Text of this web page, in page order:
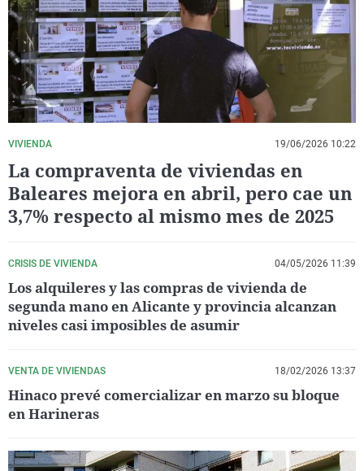
La rosa de los vientos
Gente viajera
Como el perro y el
Caso
Retornados
Equipo de
Operación Viuda
Extremadura
Galicia
La Rioja
Navarra
País Vasco
Virales
Televisión
Elecciones
VIVIENDA 19/06/2026 10:22
La compraventa de viviendas en
Baleares mejora en abril, pero cae un
3,7% respecto al mismo mes de 2025
CRISIS DE VIVIENDA 04/05/2026 11:39
Los alquileres y las compras de vivienda de
segunda mano en Alicante y provincia alcanzan
niveles casi imposibles de asumir
VENTA DE VIVIENDAS 18/02/2026 13:37
Hinaco prevé comercializar en marzo su bloque
en Harineras